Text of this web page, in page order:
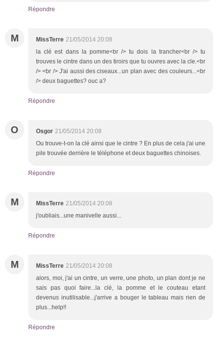
Répondre
M MissTerre 21/05/2014 20:08
la clé est dans la pomme<br /> tu dois la trancher<br /> tu
trouves le cintre dans un des tiroirs que tu ouvres avec la cle.<br
/> <br /> J'ai aussi des ciseaux...un plan avec des couleurs...<br
/> deux baguettes? ouc a?
Répondre
O Osgor 21/05/2014 20:08
Ou trouve-t-on la clé ainsi que le cintre ? En plus de cela j'ai une
pile trouvée derrière le téléphone et deux baguettes chinoises.
Répondre
M MissTerre 21/05/2014 20:08
j'oubliais...une manivelle aussi...
Répondre
M MissTerre 21/05/2014 20:08
alors, moi, j'ai un cintre, un verre, une photo, un plan dont je ne
sais pas quoi faire...la clé, la pomme et le couteau etant
devenus inutilisable...j'arrive a bouger le tableau mais rien de
plus...help!!
Répondre